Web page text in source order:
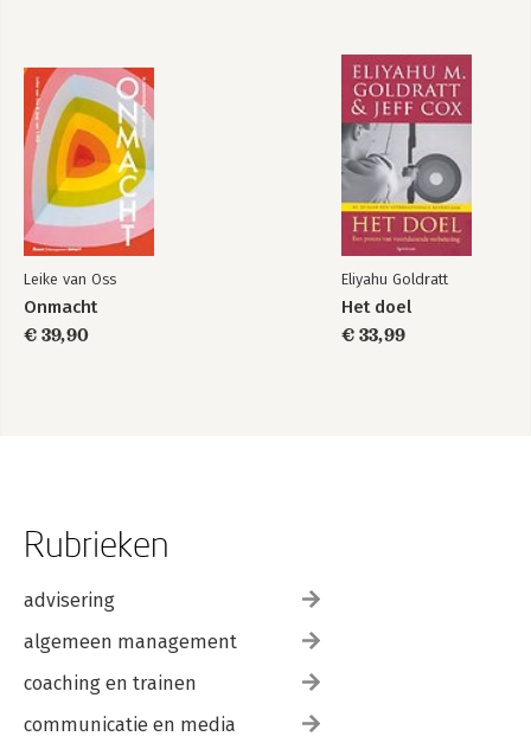
Leike van Oss
Onmacht
€ 39,90
Eliyahu Goldratt
Het doel
€ 33,99
Rubrieken
advisering
algemeen management
coaching en trainen
communicatie en media